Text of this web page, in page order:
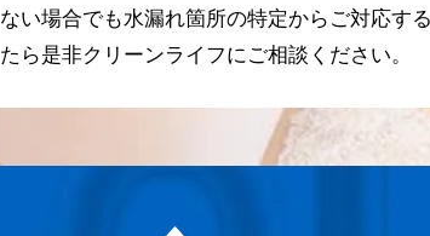
ない場合でも水漏れ箇所の特定からご対応す
たら是非クリーンライフにご相談ください。